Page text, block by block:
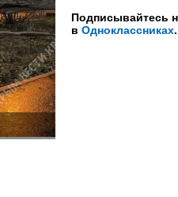
Подписывайтесь
в Одноклассниках